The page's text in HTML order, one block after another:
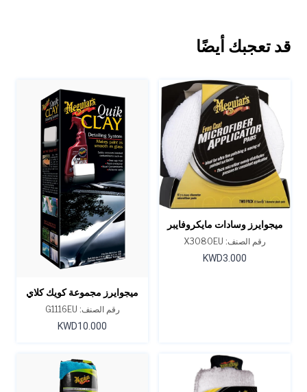
قد تعجبك أيضًا
ميجوايرز وسادات مايكروفايبر
ذات تغطية متساوية إيفن-كوت
رقم الصنف: X3080EU
KWD3.000
ميجوايرز مجموعة كويك كلاي
الإبتدائية
رقم الصنف: G1116EU
KWD10.000